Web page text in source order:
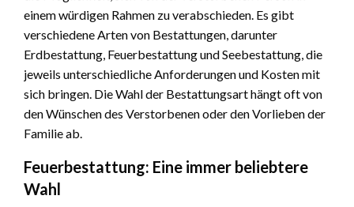
einem würdigen Rahmen zu verabschieden. Es gibt
verschiedene Arten von Bestattungen, darunter
Erdbestattung, Feuerbestattung und Seebestattung, die
jeweils unterschiedliche Anforderungen und Kosten mit
sich bringen. Die Wahl der Bestattungsart hängt oft von
den Wünschen des Verstorbenen oder den Vorlieben der
Familie ab.
Feuerbestattung: Eine immer beliebtere
Wahl